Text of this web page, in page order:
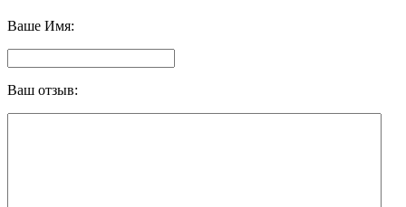
Ваше Имя:
Ваш отзыв: